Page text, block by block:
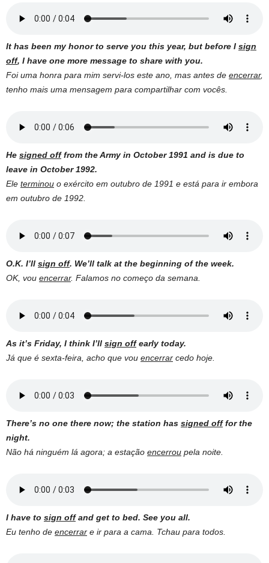
It has been my honor to serve you this year, but before I sign
off, I have one more message to share with you.
Foi uma honra para mim servi-los este ano, mas antes de encerrar,
tenho mais uma mensagem para compartilhar com vocês.
He signed offfrom the Army in October 1991 and is due to
leave in October 1992.
Ele terminou o exército em outubro de 1991 e está para ir embora
em outubro de 1992.
O.K. I’ll sign off. We’ll talk at the beginning of the week.
OK, vou encerrar. Falamos no começo da semana.
As it’s Friday, I think I’ll sign offearly today.
Já que é sexta-feira, acho que vou encerrar cedo hoje.
There’s no one there now; the station has signed offfor the
night.
Não há ninguém lá agora; a estação encerrou pela noite.
I have to sign offand get to bed. See you all.
Eu tenho de encerrar e ir para a cama. Tchau para todos.